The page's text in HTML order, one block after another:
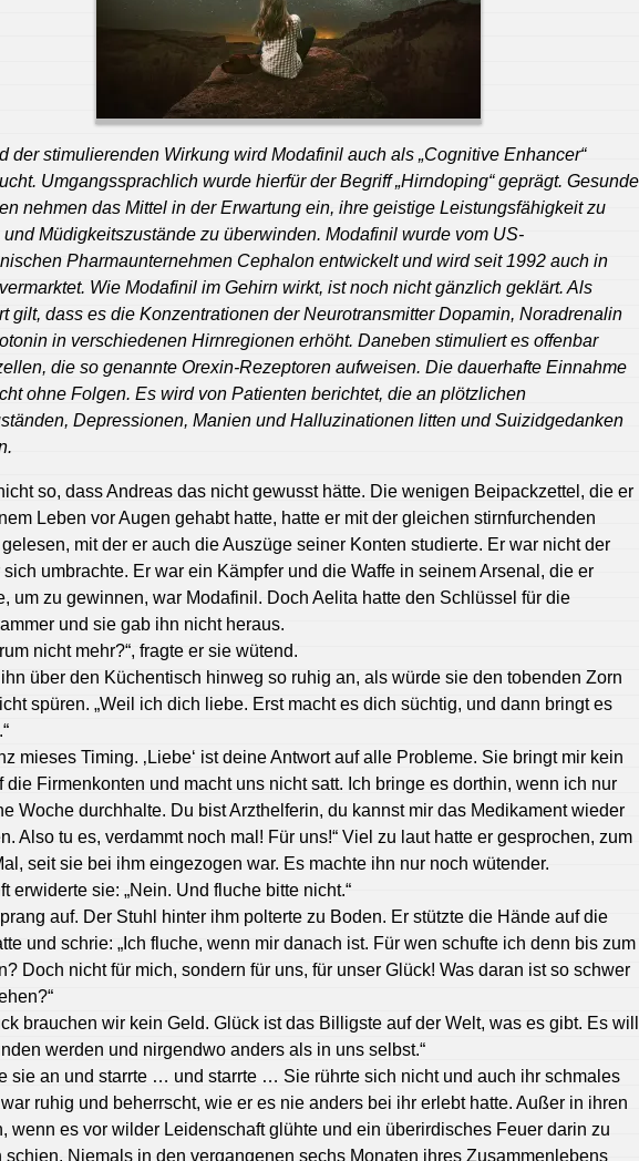
der stimulierenden Wirkung wird Modafinil auch als „Cognitive Enhancer“
Umgangssprachlich wurde hierfür der Begriff „Hirndoping“ geprägt. Gesunde
nehmen das Mittel in der Erwartung ein, ihre geistige Leistungsfähigkeit zu
und Müdigkeitszustände zu überwinden. Modafinil wurde vom US-
Pharmaunternehmen Cephalon entwickelt und wird seit 1992 auch in
Wie Modafinil im Gehirn wirkt, ist noch nicht gänzlich geklärt. Als
gilt, dass es die Konzentrationen der Neurotransmitter Dopamin, Noradrenalin
in verschiedenen Hirnregionen erhöht. Daneben stimuliert es offenbar
die so genannte Orexin-Rezeptoren aufweisen. Die dauerhafte Einnahme
ohne Folgen. Es wird von Patienten berichtet, die an plötzlichen
Depressionen, Manien und Halluzinationen litten und Suizidgedanken
so, dass Andreas das nicht gewusst hätte. Die wenigen Beipackzettel, die er
Leben vor Augen gehabt hatte, hatte er mit der gleichen stirnfurchenden
mit der er auch die Auszüge seiner Konten studierte. Er war nicht der
sich umbrachte. Er war ein Kämpfer und die Waffe in seinem Arsenal, die er
um zu gewinnen, war Modafinil. Doch Aelita hatte den Schlüssel für die
und sie gab ihn nicht heraus.
nicht mehr?“, fragte er sie wütend.
über den Küchentisch hinweg so ruhig an, als würde sie den tobenden Zorn
spüren. „Weil ich dich liebe. Erst macht es dich süchtig, und dann bringt es
mieses Timing. ‚Liebe‘ ist deine Antwort auf alle Probleme. Sie bringt mir kein
die Firmenkonten und macht uns nicht satt. Ich bringe es dorthin, wenn ich nur
Woche durchhalte. Du bist Arzthelferin, du kannst mir das Medikament wieder
Also tu es, verdammt noch mal! Für uns!“ Viel zu laut hatte er gesprochen, zum
seit sie bei ihm eingezogen war. Es machte ihn nur noch wütender.
erwiderte sie: „Nein. Und fluche bitte nicht.“
auf. Der Stuhl hinter ihm polterte zu Boden. Er stützte die Hände auf die
und schrie: „Ich fluche, wenn mir danach ist. Für wen schufte ich denn bis zum
Doch nicht für mich, sondern für uns, für unser Glück! Was daran ist so schwer
brauchen wir kein Geld. Glück ist das Billigste auf der Welt, was es gibt. Es will
werden und nirgendwo anders als in uns selbst.“
sie an und starrte … und starrte … Sie rührte sich nicht und auch ihr schmales
ruhig und beherrscht, wie er es nie anders bei ihr erlebt hatte. Außer in ihren
wenn es vor wilder Leidenschaft glühte und ein überirdisches Feuer darin zu
schien. Niemals in den vergangenen sechs Monaten ihres Zusammenlebens